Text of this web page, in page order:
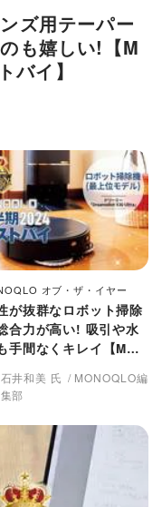
ズ用テーパー
も嬉しい!【M
バイ】
オブ・ザ・イヤー
が抜群なロボット掃除
合力が高い! 吸引や水
手間なくキレイ【MON
上半期ベストバ
石井和美 氏
MONOQLO編
集部